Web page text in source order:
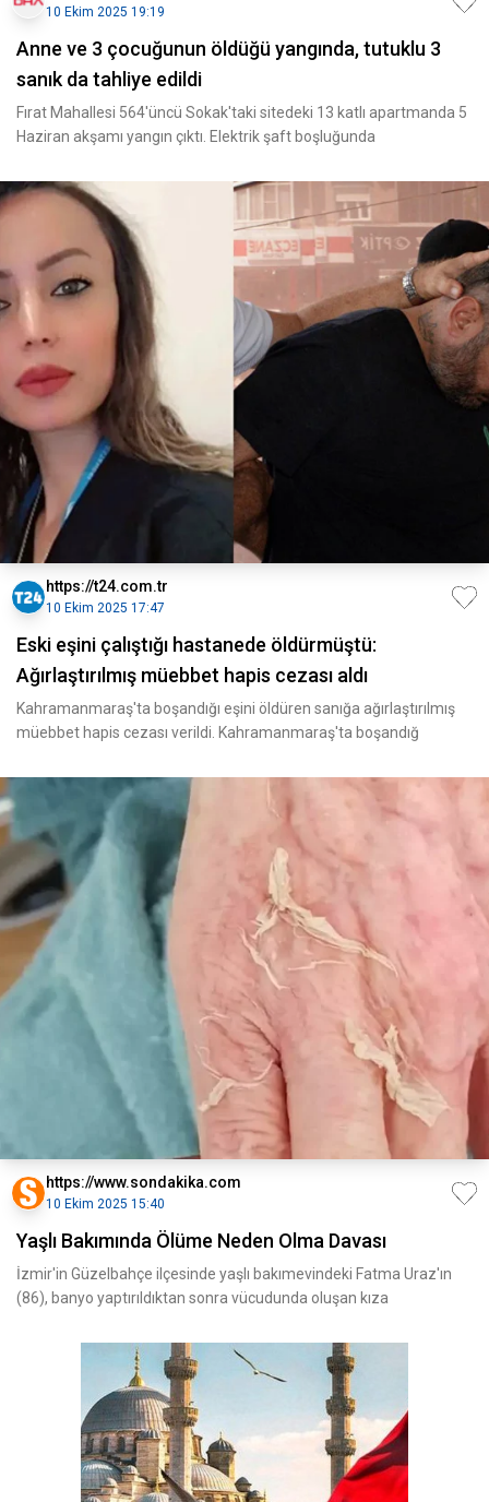
10 Ekim 2025 19:19
Anne ve 3 çocuğunun öldüğü yangında, tutuklu 3
sanık da tahliye edildi
Fırat Mahallesi 564'üncü Sokak'taki sitedeki 13 katlı apartmanda 5
Haziran akşamı yangın çıktı. Elektrik şaft boşluğunda
https://t24.com.tr
10 Ekim 2025 17:47
Eski eşini çalıştığı hastanede öldürmüştü:
Ağırlaştırılmış müebbet hapis cezası aldı
Kahramanmaraş'ta boşandığı eşini öldüren sanığa ağırlaştırılmış
müebbet hapis cezası verildi. Kahramanmaraş'ta boşandığ
https://www.sondakika.com
10 Ekim 2025 15:40
Yaşlı Bakımında Ölüme Neden Olma Davası
İzmir'in Güzelbahçe ilçesinde yaşlı bakımevindeki Fatma Uraz'ın
(86), banyo yaptırıldıktan sonra vücudunda oluşan kıza